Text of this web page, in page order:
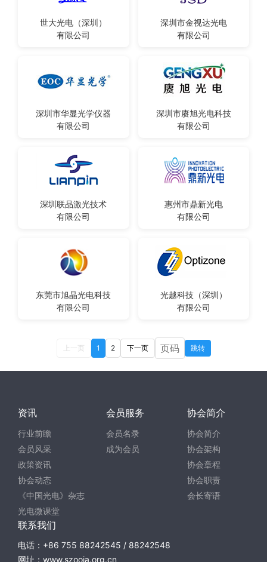
世大光电（深圳）
有限公司
深圳市金视达光电
有限公司
深圳市华显光学仪器
有限公司
深圳市赓旭光电科技
有限公司
深圳联品激光技术
有限公司
惠州市鼎新光电
有限公司
东莞市旭晶光电科技
有限公司
光越科技（深圳）
有限公司
上一页 1 2 下一页 跳转
资讯
行业前瞻
会员风采
政策资讯
协会动态
《中国光电》杂志
光电微课堂
会员服务
会员名录
成为会员
协会简介
协会简介
协会架构
协会章程
协会职责
会长寄语
联系我们
电话：+86 755 88242545 / 88242548
网址：www.szooia.org.cn